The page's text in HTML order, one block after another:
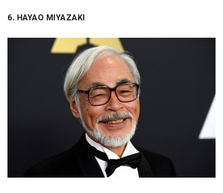
6. HAYAO MIYAZAKI